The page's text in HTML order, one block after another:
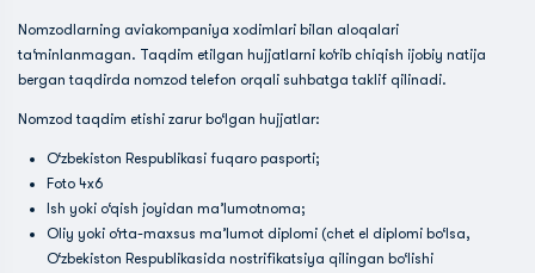
Nomzodlarning aviakompaniya xodimlari bilan aloqalari
ta‘minlanmagan. Taqdim etilgan hujjatlarni ko‘rib chiqish ijobiy natija
bergan taqdirda nomzod telefon orqali suhbatga taklif qilinadi.
Nomzod taqdim etishi zarur bo‘lgan hujjatlar:
O‘zbekiston Respublikasi fuqaro pasporti;
Foto 4х6
Ish yoki o‘qish joyidan ma’lumotnoma;
Oliy yoki o‘rta-maxsus ma’lumot diplomi (chet el diplomi bo‘lsa,
O‘zbekiston Respublikasida nostrifikatsiya qilingan bo‘lishi